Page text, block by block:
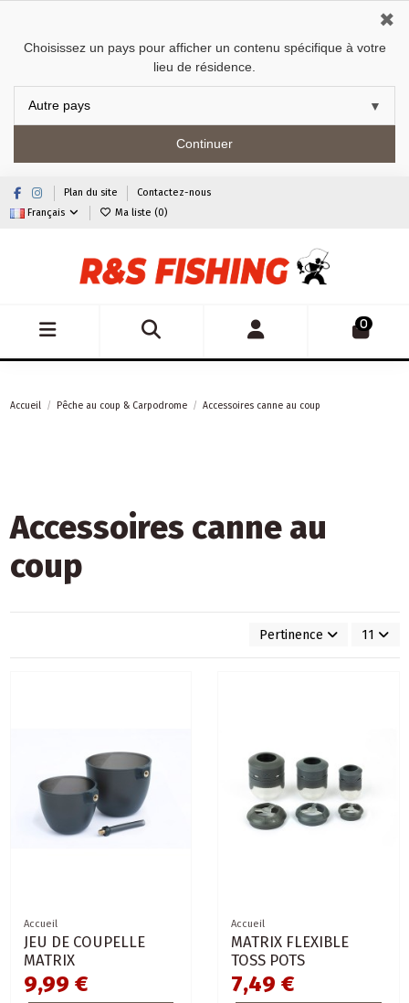
Choisissez un pays pour afficher un contenu spécifique à votre
lieu de résidence.
Continuer
✖
Plan du site
Contactez-nous
Français
Ma liste (0)
0
Accueil Pêche au coup & Carpodrome Accessoires canne au coup
Accessoires canne au
coup
Pertinence 11
Accueil
JEU DE COUPELLE
MATRIX
9,99 €
Accueil
MATRIX FLEXIBLE
TOSS POTS
7,49 €